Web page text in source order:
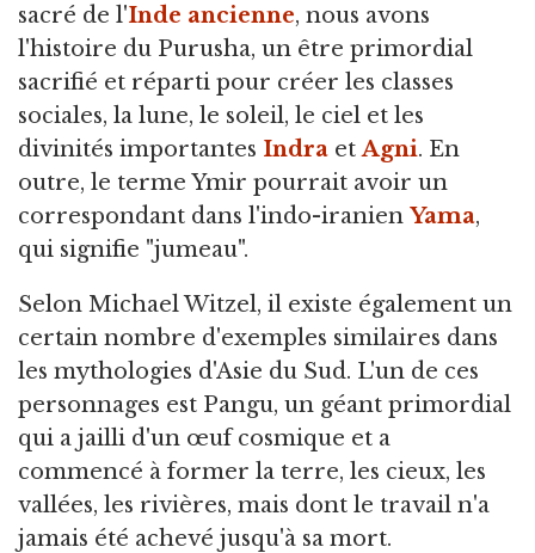
sacré de l'Inde ancienne, nous avons
l'histoire du Purusha, un être primordial
sacrifié et réparti pour créer les classes
sociales, la lune, le soleil, le ciel et les
divinités importantes Indra etAgni. En
outre, le terme Ymir pourrait avoir un
correspondant dans l'indo-iranien Yama,
qui signifie "jumeau".
Selon Michael Witzel, il existe également un
certain nombre d'exemples similaires dans
les mythologies d'Asie du Sud. L'un de ces
personnages est Pangu, un géant primordial
qui a jailli d'un œuf cosmique et a
commencé à former la terre, les cieux, les
vallées, les rivières, mais dont le travail n'a
jamais été achevé jusqu'à sa mort.